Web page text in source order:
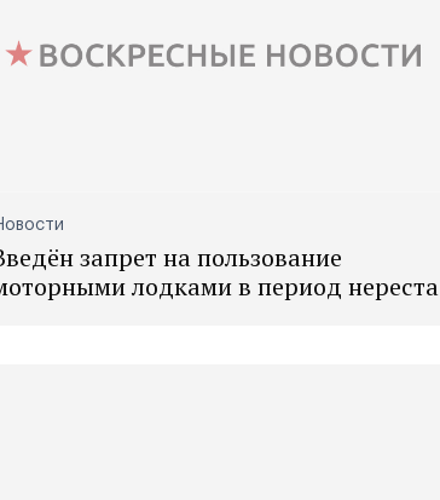
запрет на пользование
лодками в период нереста